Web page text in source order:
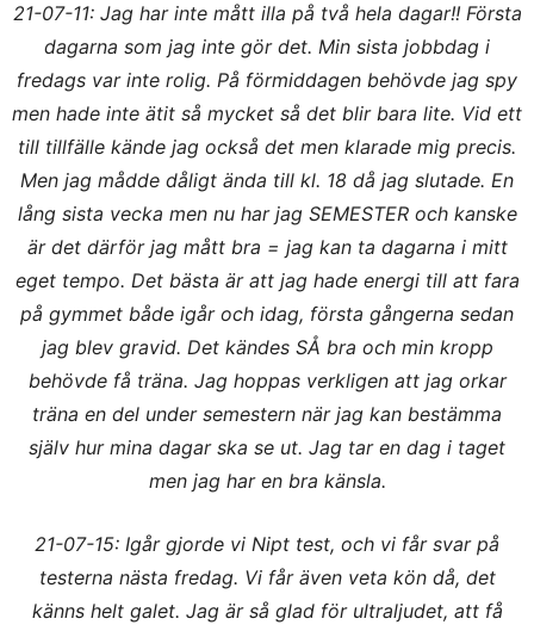
21-07-11: Jag har inte mått illa på två hela dagar!! Första
dagarna som jag inte gör det. Min sista jobbdag i
fredags var inte rolig. På förmiddagen behövde jag spy
men hade inte ätit så mycket så det blir bara lite. Vid ett
till tillfälle kände jag också det men klarade mig precis.
Men jag mådde dåligt ända till kl. 18 då jag slutade. En
lång sista vecka men nu har jag SEMESTER och kanske
är det därför jag mått bra = jag kan ta dagarna i mitt
eget tempo. Det bästa är att jag hade energi till att fara
på gymmet både igår och idag, första gångerna sedan
jag blev gravid. Det kändes SÅ bra och min kropp
behövde få träna. Jag hoppas verkligen att jag orkar
träna en del under semestern när jag kan bestämma
själv hur mina dagar ska se ut. Jag tar en dag i taget
men jag har en bra känsla.
21-07-15: Igår gjorde vi Nipt test, och vi får svar på
testerna nästa fredag. Vi får även veta kön då, det
känns helt galet. Jag är så glad för ultraljudet, att få